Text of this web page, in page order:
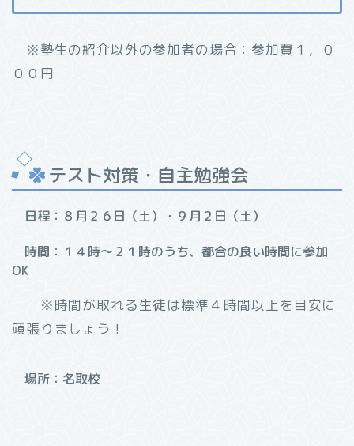
※塾生の紹介以外の参加者の場合：参加費１，０
００円
テスト対策・自主勉強会
日程：８月２６日（土）・９月２日（土）
時間：１４時～２１時のうち、都合の良い時間に参加
OK
※時間が取れる生徒は標準４時間以上を目安に
頑張りましょう！
場所：名取校